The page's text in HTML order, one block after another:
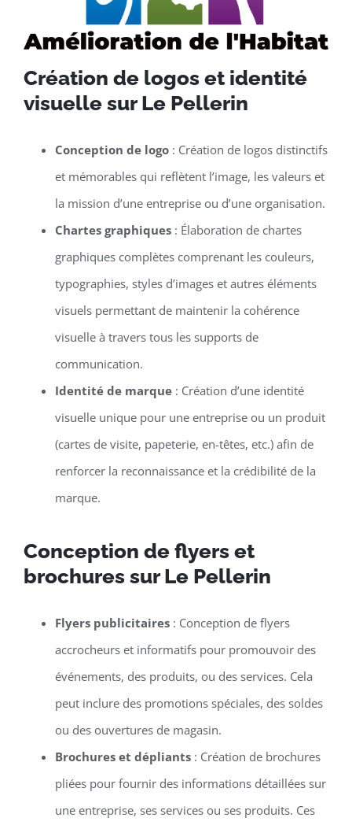
Création de logos et identité
visuelle sur Le Pellerin
Conception de logo: Création de logos distinctifs
et mémorables qui reflètent l’image, les valeurs et
la mission d’une entreprise ou d’une organisation.
Chartes graphiques: Élaboration de chartes
graphiques complètes comprenant les couleurs,
typographies, styles d’images et autres éléments
visuels permettant de maintenir la cohérence
visuelle à travers tous les supports de
communication.
Identité de marque: Création d’une identité
visuelle unique pour une entreprise ou un produit
(cartes de visite, papeterie, en-têtes, etc.) afin de
renforcer la reconnaissance et la crédibilité de la
marque.
Conception de flyers et
brochures sur Le Pellerin
Flyers publicitaires: Conception de flyers
accrocheurs et informatifs pour promouvoir des
événements, des produits, ou des services. Cela
peut inclure des promotions spéciales, des soldes
ou des ouvertures de magasin.
Brochures et dépliants: Création de brochures
pliées pour fournir des informations détaillées sur
une entreprise, ses services ou ses produits. Ces